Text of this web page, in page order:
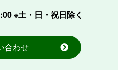
※土・日・祝日除く
合わせ